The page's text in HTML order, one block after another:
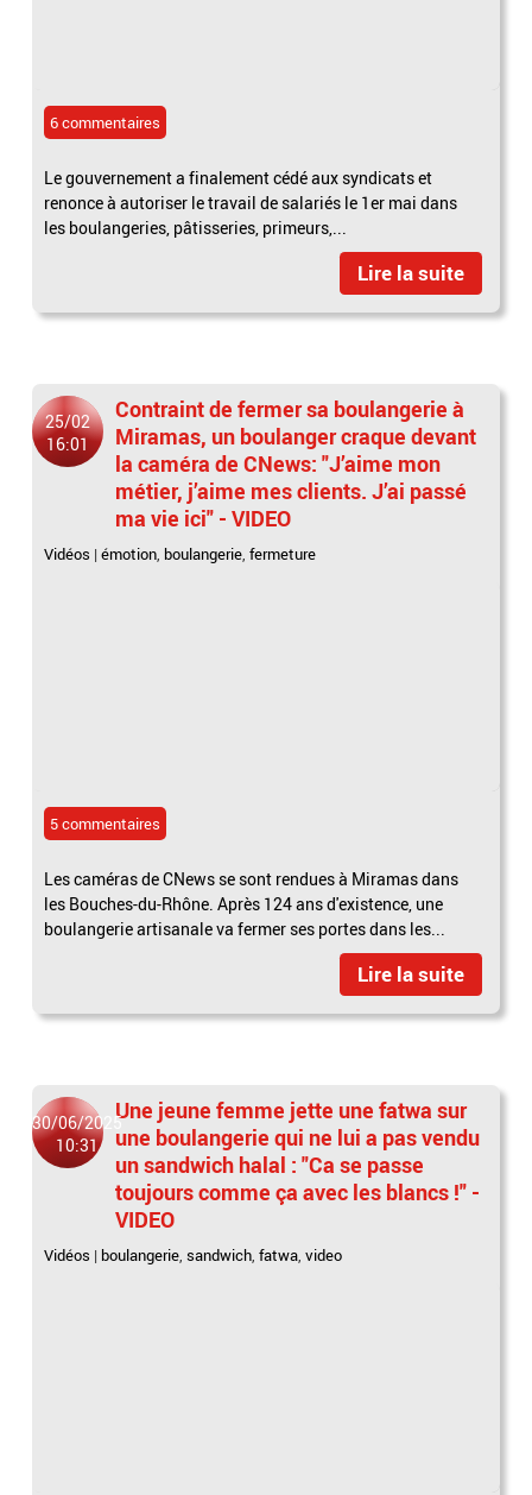
6 commentaires
Le gouvernement a finalement cédé aux syndicats et
renonce à autoriser le travail de salariés le 1er mai dans
les boulangeries, pâtisseries, primeurs,...
Lire la suite
25/02
16:01
Contraint de fermer sa boulangerie à
Miramas, un boulanger craque devant
la caméra de CNews: "J’aime mon
métier, j’aime mes clients. J’ai passé
ma vie ici" - VIDEO
Vidéos |émotion, boulangerie,fermeture
5 commentaires
Les caméras de CNews se sont rendues à Miramas dans
les Bouches-du-Rhône. Après 124 ans d'existence, une
boulangerie artisanale va fermer ses portes dans les...
Lire la suite
30/06/2025
10:31
Une jeune femme jette une fatwa sur
une boulangerie qui ne lui a pas vendu
un sandwich halal : "Ca se passe
toujours comme ça avec les blancs !" -
VIDEO
Vidéos | boulangerie,sandwich,fatwa,video